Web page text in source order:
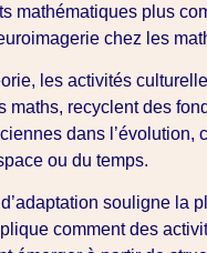
mathématiques plus
chez les
les activités
maths, recyclent des
dans l’évolution,
ou du temps.
souligne la
comment des